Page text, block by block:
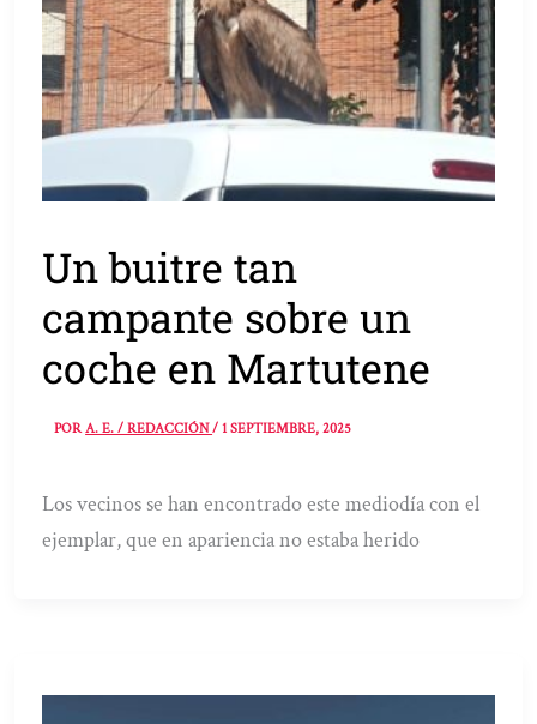
Un buitre tan
campante sobre un
coche en Martutene
PORA. E. / REDACCIÓN/1 SEPTIEMBRE, 2025
Los vecinos se han encontrado este mediodía con el
ejemplar, que en apariencia no estaba herido